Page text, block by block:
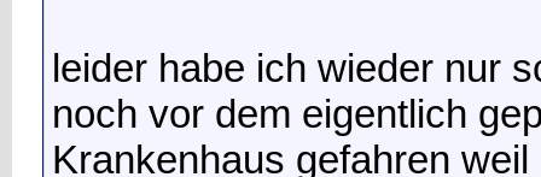
leider habe ich wieder nur
noch vor dem eigentlich
Krankenhaus gefahren